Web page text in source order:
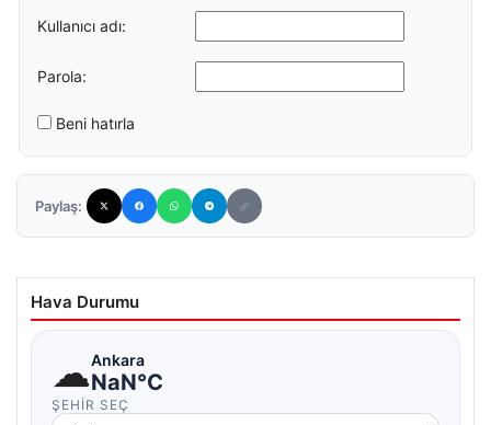
Kullanıcı adı:
Parola:
Beni hatırla
Paylaş:
Hava Durumu
☁Ankara
NaN°C
ŞEHIR SEÇ